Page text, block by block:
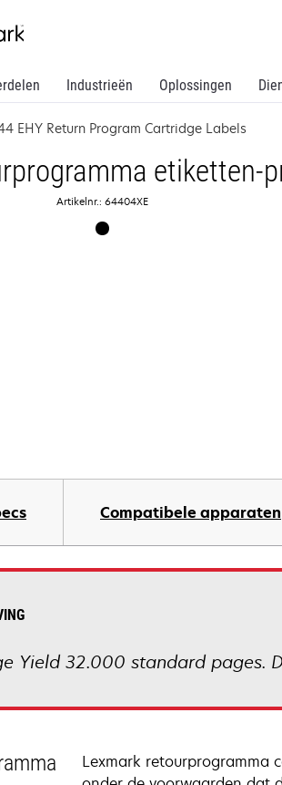
Industrieën Oplossingen
EHY Return Program Cartridge Labels
etiketten-
Artikelnr.: 64404XE
Compatibele apparaten
Yield 32.000 standard pages.
Lexmark retourprogramma